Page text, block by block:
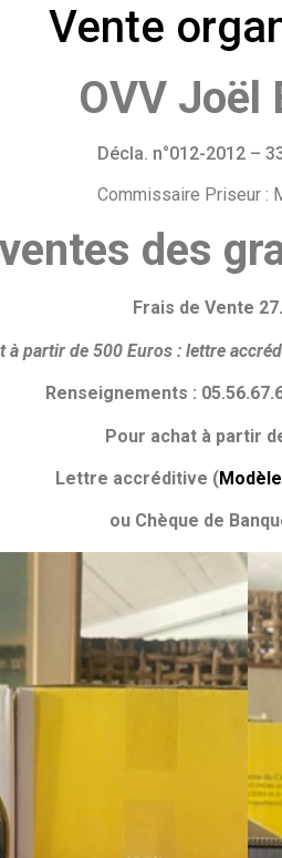
Vente
OVV Joël
Décla. n°012-2012 –
Commissaire Priseur :
des
Frais de Vente
à partir de 500 Euros : lettre
Renseignements :
Pour achat à partir
Lettre accréditive (
ou Chèque de